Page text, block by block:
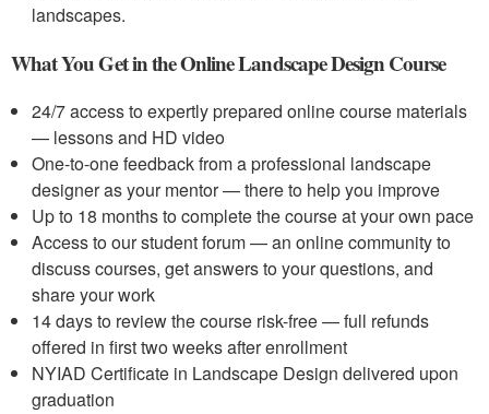
landscapes.
What You Get in the Online Landscape Design Course
24/7 access to expertly prepared online course materials
— lessons and HD video
One-to-one feedback from a professional landscape
designer as your mentor — there to help you improve
Up to 18 months to complete the course at your own pace
Access to our student forum — an online community to
discuss courses, get answers to your questions, and
share your work
14 days to review the course risk-free — full refunds
offered in first two weeks after enrollment
NYIAD Certificate in Landscape Design delivered upon
graduation